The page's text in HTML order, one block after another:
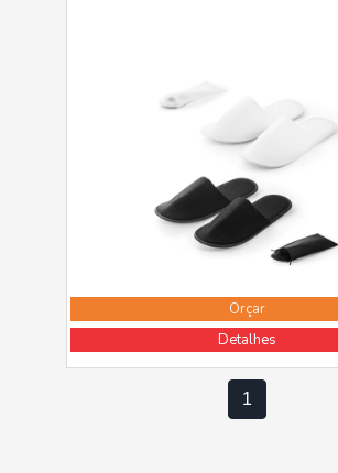
Orçar
Detalhes
1